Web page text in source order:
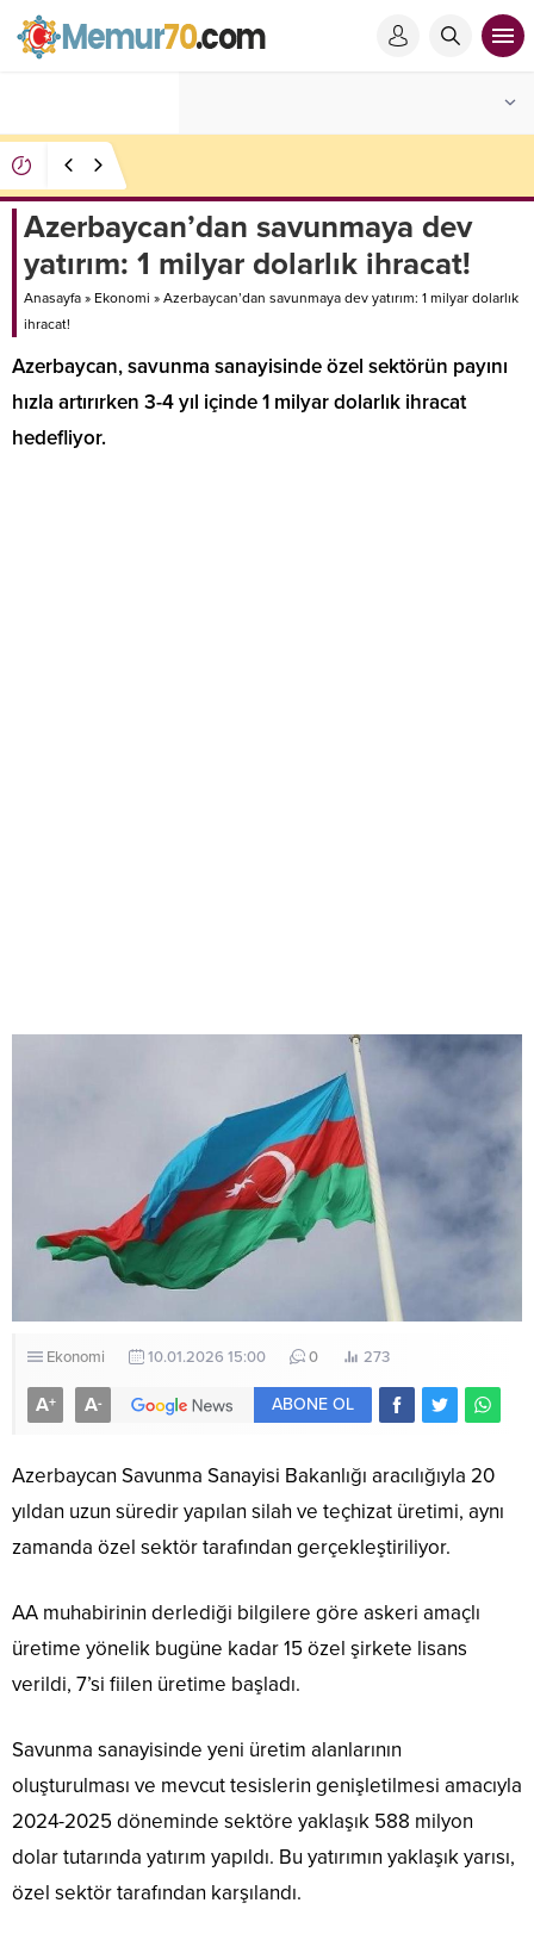
Azerbaycan’dan savunmaya dev
yatırım: 1 milyar dolarlık ihracat!
Anasayfa » Ekonomi » Azerbaycan’dan savunmaya dev yatırım: 1 milyar dolarlık
ihracat!
Azerbaycan, savunma sanayisinde özel sektörün payını
hızla artırırken 3-4 yıl içinde 1 milyar dolarlık ihracat
hedefliyor.
Ekonomi 10.01.2026 15:00 0 273
A+ A- ABONE OL
Azerbaycan Savunma Sanayisi Bakanlığı aracılığıyla 20
yıldan uzun süredir yapılan silah ve teçhizat üretimi, aynı
zamanda özel sektör tarafından gerçekleştiriliyor.
AA muhabirinin derlediği bilgilere göre askeri amaçlı
üretime yönelik bugüne kadar 15 özel şirkete lisans
verildi, 7’si fiilen üretime başladı.
Savunma sanayisinde yeni üretim alanlarının
oluşturulması ve mevcut tesislerin genişletilmesi amacıyla
2024-2025 döneminde sektöre yaklaşık 588 milyon
dolar tutarında yatırım yapıldı. Bu yatırımın yaklaşık yarısı,
özel sektör tarafından karşılandı.